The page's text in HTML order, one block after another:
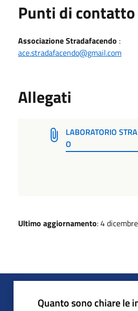
Punti di contatto
Associazione Stradafacendo :
ace.stradafacendo@gmail.com
Allegati
LABORATORIO
O
Ultimo aggiornamento: 4
Quanto sono chiare le